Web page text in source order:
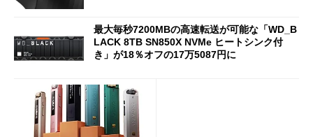
最大毎秒7200MBの高速転送が可能な「WD_B
LACK 8TB SN850X NVMe ヒートシンク付
き」が18％オフの17万5087円に